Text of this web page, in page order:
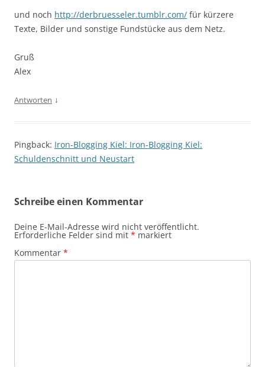
und noch http://derbruesseler.tumblr.com/ für kürzere
Texte, Bilder und sonstige Fundstücke aus dem Netz.
Gruß
Alex
Antworten ↓
Pingback: Iron-Blogging Kiel: Iron-Blogging Kiel:
Schuldenschnitt und Neustart
Schreibe einen Kommentar
Deine E-Mail-Adresse wird nicht veröffentlicht.
Erforderliche Felder sind mit * markiert
Kommentar *